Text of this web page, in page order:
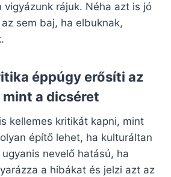
vigyázunk rájuk. Néha azt is jó
sem baj, ha elbuknak,
éppúgy erősíti az
a dicséret
kellemes kritikát kapni, mint
építő lehet, ha kulturáltan
nevelő hatású, ha
a hibákat és jelzi azt az